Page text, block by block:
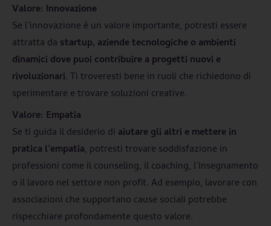
Valore: Innovazione
Se l’innovazione è un valore importante, potresti essere
attratta da startup, aziende tecnologiche o ambienti
dinamici dove puoi contribuire a progetti nuovi e
rivoluzionari. Ti troveresti bene in ruoli che richiedono di
sperimentare e trovare soluzioni creative.
Valore: Empatia
Se ti guida il desiderio di aiutare gli altri e mettere in
pratica l’empatia, potresti trovare soddisfazione in
professioni come il counseling, il coaching, l’insegnamento
o il lavoro nel settore non profit. Ad esempio, lavorare con
associazioni che supportano cause sociali potrebbe
rispecchiare profondamente questo valore.